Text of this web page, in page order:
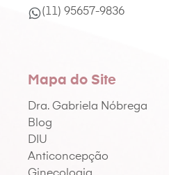
(11) 95657-9836
Mapa do Site
Dra. Gabriela Nóbrega
Blog
DIU
Anticoncepção